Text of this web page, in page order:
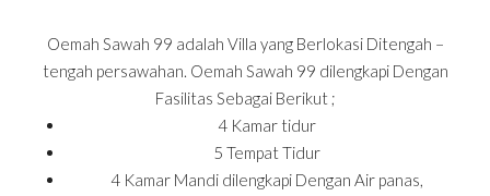
Oemah Sawah 99 adalah Villa yang Berlokasi Ditengah –
tengah persawahan. Oemah Sawah 99 dilengkapi Dengan
Fasilitas Sebagai Berikut ;
4 Kamar tidur
5 Tempat Tidur
4 Kamar Mandi dilengkapi Dengan Air panas,